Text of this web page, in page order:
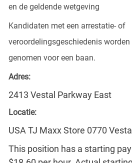
en de geldende wetgeving
Kandidaten met een arrestatie- of
veroordelingsgeschiedenis
genomen voor een baan.
Adres:
2413 Vestal Parkway East
Locatie:
USA TJ Maxx Store 0770
This position has a starting